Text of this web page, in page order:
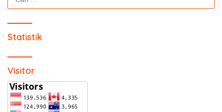
untuk:
Statistik
Visitor